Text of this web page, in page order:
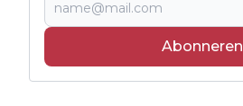
Abonneren